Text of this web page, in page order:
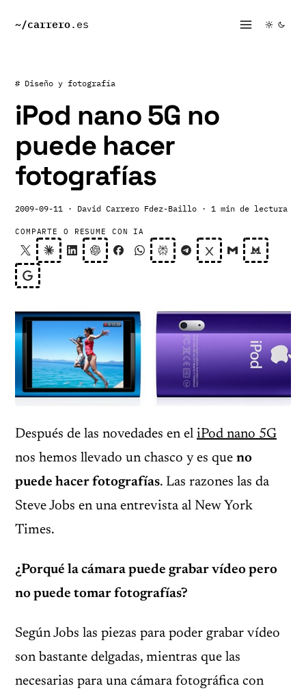
~/carrero.es
# Diseño y fotografía
iPod nano 5G no
puede hacer
fotografías
2009-09-11 · David Carrero Fdez-Baillo · 1 min de lectura
COMPARTE O RESUME CON IA
Después de las novedades en el iPod nano 5G
nos hemos llevado un chasco y es que no
puede hacer fotografías. Las razones las da
Steve Jobs en una entrevista al New York
Times.
¿Porqué la cámara puede grabar vídeo pero
no puede tomar fotografías?
Según Jobs las piezas para poder grabar vídeo
son bastante delgadas, mientras que las
necesarias para una cámara fotográfica con